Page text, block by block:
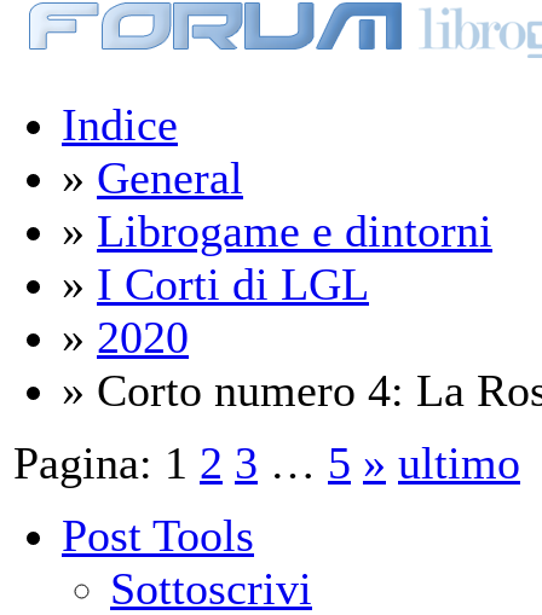
Indice
» General
» Librogame e dintorni
» I Corti di LGL
» 2020
» Corto numero 4: La
Pagina: 1 2 3 … 5 » ultimo
Post Tools
Sottoscrivi